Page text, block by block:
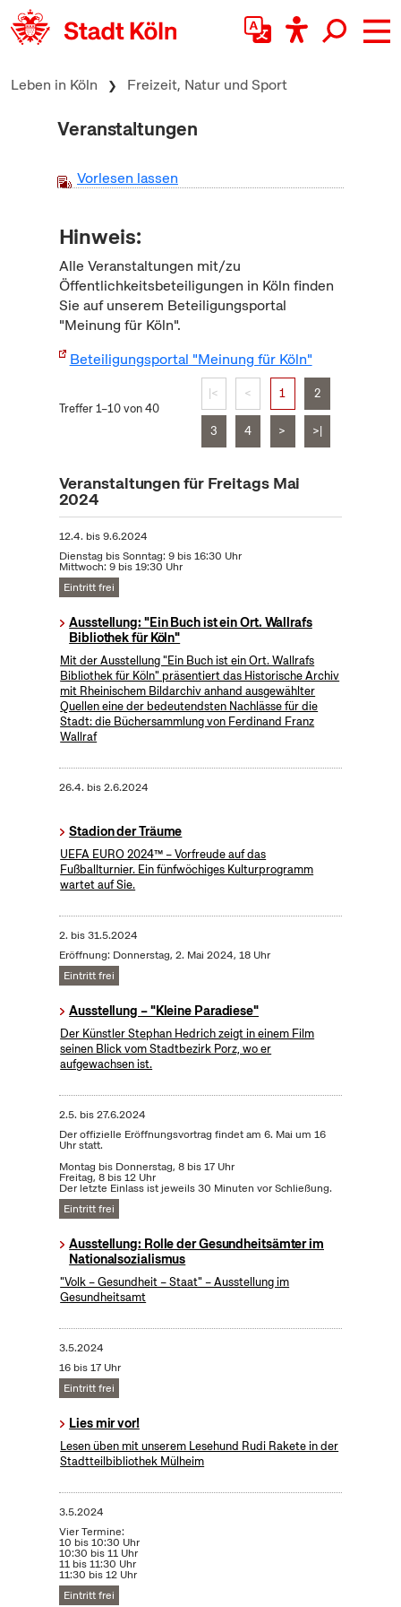
zum Inhalt springen
Leben in Köln Freizeit, Natur und Sport
Veranstaltungen
Vorlesen lassen
Hinweis:
Alle Veranstaltungen mit/zu
Öffentlichkeitsbeteiligungen in Köln finden
Sie auf unserem Beteiligungsportal
"Meinung für Köln".
Beteiligungsportal "Meinung für Köln"
Treffer 1–10 von 40
|< < 1 2
3 4 > >|
Veranstaltungen für Freitags Mai
2024
12.4. bis9.6.2024
Dienstag bis Sonntag: 9 bis 16:30 Uhr
Mittwoch: 9 bis 19:30 Uhr
Eintritt frei
Ausstellung: "Ein Buch ist ein Ort. Wallrafs
Bibliothek für Köln"
Mit der Ausstellung "Ein Buch ist ein Ort. Wallrafs
Bibliothek für Köln" präsentiert das Historische Archiv
mit Rheinischem Bildarchiv anhand ausgewählter
Quellen eine der bedeutendsten Nachlässe für die
Stadt: die Büchersammlung von Ferdinand Franz
Wallraf
26.4. bis2.6.2024
Stadion der Träume
UEFA EURO 2024™ – Vorfreude auf das
Fußballturnier. Ein fünfwöchiges Kulturprogramm
wartet auf Sie.
2. bis31.5.2024
Eröffnung: Donnerstag, 2. Mai 2024, 18 Uhr
Eintritt frei
Ausstellung – "Kleine Paradiese"
Der Künstler Stephan Hedrich zeigt in einem Film
seinen Blick vom Stadtbezirk Porz, wo er
aufgewachsen ist.
2.5. bis27.6.2024
Der offizielle Eröffnungsvortrag findet am 6. Mai um 16
Uhr statt.
Montag bis Donnerstag, 8 bis 17 Uhr
Freitag, 8 bis 12 Uhr
Der letzte Einlass ist jeweils 30 Minuten vor Schließung.
Eintritt frei
Ausstellung: Rolle der Gesundheitsämter im
Nationalsozialismus
"Volk – Gesundheit – Staat" – Ausstellung im
Gesundheitsamt
3.5.2024
16 bis 17 Uhr
Eintritt frei
Lies mir vor!
Lesen üben mit unserem Lesehund Rudi Rakete in der
Stadtteilbibliothek Mülheim
3.5.2024
Vier Termine:
10 bis 10:30 Uhr
10:30 bis 11 Uhr
11 bis 11:30 Uhr
11:30 bis 12 Uhr
Eintritt frei